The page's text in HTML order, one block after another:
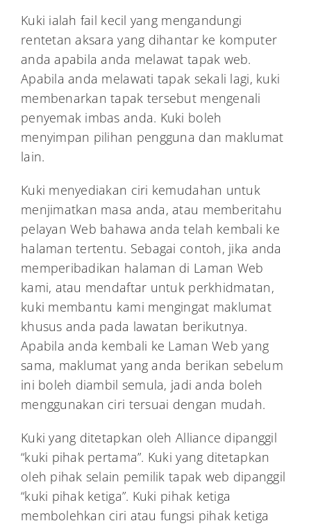
Kuki ialah fail kecil yang mengandungi
rentetan aksara yang dihantar ke komputer
anda apabila anda melawat tapak web.
Apabila anda melawati tapak sekali lagi, kuki
membenarkan tapak tersebut mengenali
penyemak imbas anda. Kuki boleh
menyimpan pilihan pengguna dan maklumat
lain.
Kuki menyediakan ciri kemudahan untuk
menjimatkan masa anda, atau memberitahu
pelayan Web bahawa anda telah kembali ke
halaman tertentu. Sebagai contoh, jika anda
memperibadikan halaman di Laman Web
kami, atau mendaftar untuk perkhidmatan,
kuki membantu kami mengingat maklumat
khusus anda pada lawatan berikutnya.
Apabila anda kembali ke Laman Web yang
sama, maklumat yang anda berikan sebelum
ini boleh diambil semula, jadi anda boleh
menggunakan ciri tersuai dengan mudah.
Kuki yang ditetapkan oleh Alliance dipanggil
“kuki pihak pertama”. Kuki yang ditetapkan
oleh pihak selain pemilik tapak web dipanggil
“kuki pihak ketiga”. Kuki pihak ketiga
membolehkan ciri atau fungsi pihak ketiga